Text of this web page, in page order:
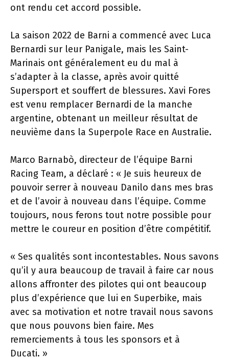
ont rendu cet accord possible.
La saison 2022 de Barni a commencé avec Luca
Bernardi sur leur Panigale, mais les Saint-
Marinais ont généralement eu du mal à
s’adapter à la classe, après avoir quitté
Supersport et souffert de blessures. Xavi Fores
est venu remplacer Bernardi de la manche
argentine, obtenant un meilleur résultat de
neuvième dans la Superpole Race en Australie.
Marco Barnabò, directeur de l’équipe Barni
Racing Team, a déclaré : « Je suis heureux de
pouvoir serrer à nouveau Danilo dans mes bras
et de l’avoir à nouveau dans l’équipe. Comme
toujours, nous ferons tout notre possible pour
mettre le coureur en position d’être compétitif.
« Ses qualités sont incontestables. Nous savons
qu’il y aura beaucoup de travail à faire car nous
allons affronter des pilotes qui ont beaucoup
plus d’expérience que lui en Superbike, mais
avec sa motivation et notre travail nous savons
que nous pouvons bien faire. Mes
remerciements à tous les sponsors et à
Ducati. »